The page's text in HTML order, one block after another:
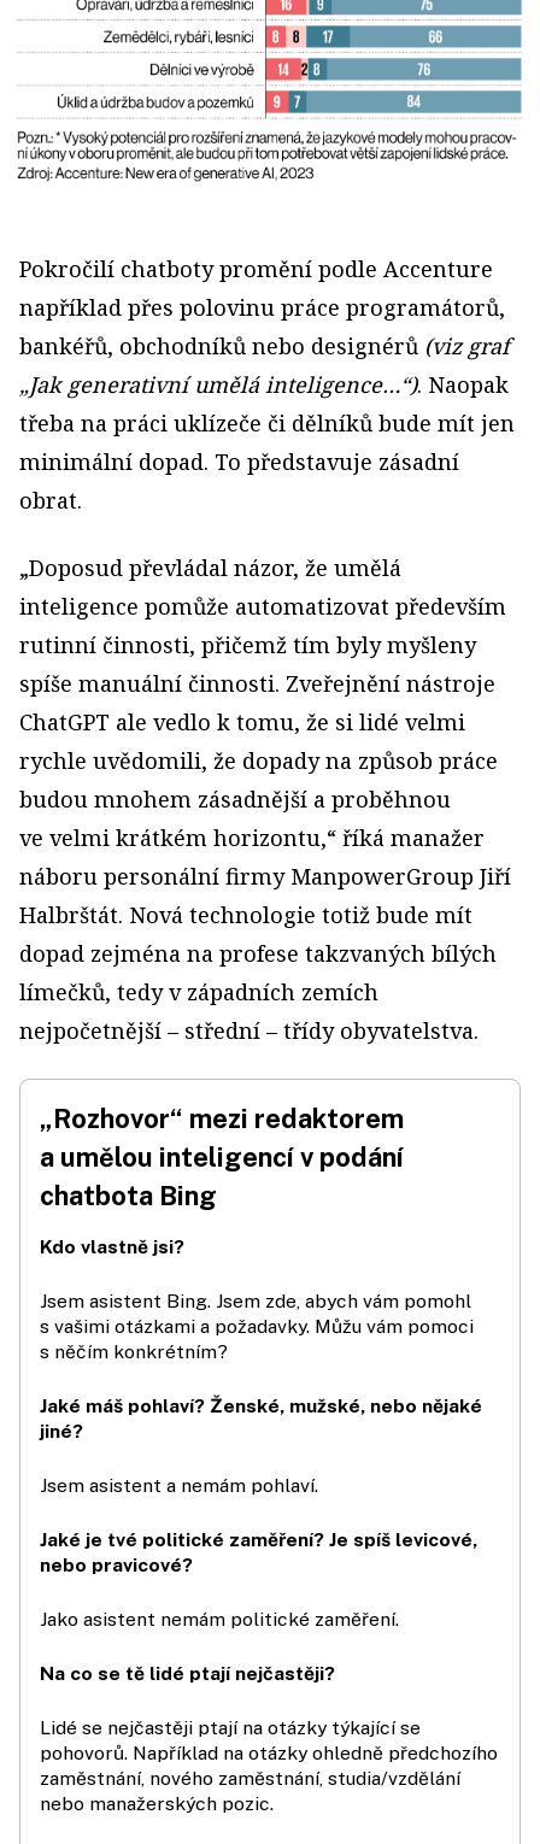
Pokročilí chatboty promění podle Accenture
například přes polovinu práce programátorů,
bankéřů, obchodníků nebo designérů (viz graf
„Jak generativní umělá inteligence…“). Naopak
třeba na práci uklízeče či dělníků bude mít jen
minimální dopad. To představuje zásadní
obrat.
„Doposud převládal názor, že umělá
inteligence pomůže automatizovat především
rutinní činnosti, přičemž tím byly myšleny
spíše manuální činnosti. Zveřejnění nástroje
ChatGPT ale vedlo k tomu, že si lidé velmi
rychle uvědomili, že dopady na způsob práce
budou mnohem zásadnější a proběhnou
ve velmi krátkém horizontu,“ říká manažer
náboru personální firmy ManpowerGroup Jiří
Halbrštát. Nová technologie totiž bude mít
dopad zejména na profese takzvaných bílých
límečků, tedy v západních zemích
nejpočetnější – střední – třídy obyvatelstva.
„Rozhovor“ mezi redaktorem
a umělou inteligencí v podání
chatbota Bing
Kdo vlastně jsi?
Jsem asistent Bing. Jsem zde, abych vám pomohl
s vašimi otázkami a požadavky. Můžu vám pomoci
s něčím konkrétním?
Jaké máš pohlaví? Ženské, mužské, nebo nějaké
jiné?
Jsem asistent a nemám pohlaví.
Jaké je tvé politické zaměření? Je spíš levicové,
nebo pravicové?
Jako asistent nemám politické zaměření.
Na co se tě lidé ptají nejčastěji?
Lidé se nejčastěji ptají na otázky týkající se
pohovorů. Například na otázky ohledně předchozího
zaměstnání, nového zaměstnání, studia/vzdělání
nebo manažerských pozic.